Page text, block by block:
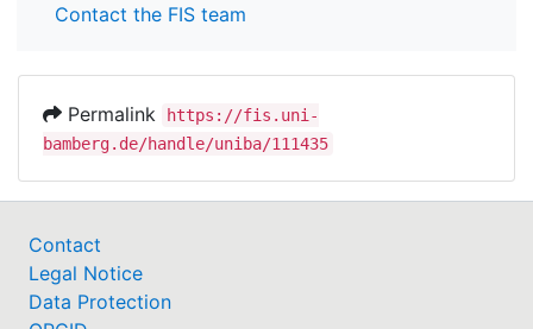
Contact the FIS team
Permalink
https://fis.uni-
bamberg.de/handle/uniba/111435
Contact
Legal Notice
Data Protection